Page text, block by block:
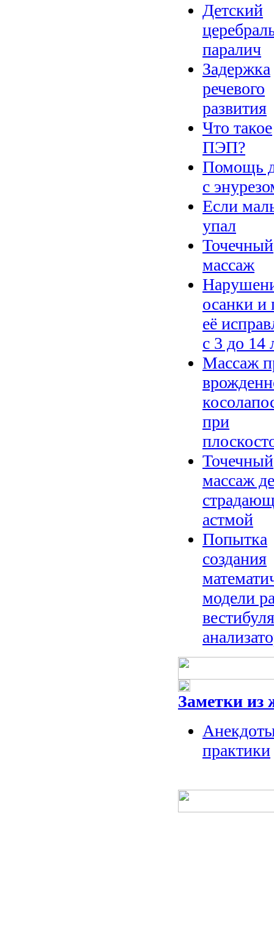
Детский
паралич
Задержка
речевого
развития
Что такое
ПЭП?
Помощь
с
Если
упал
Точечный
массаж
осанки и
её
с 3 до 14
Массаж
при
Точечный
массаж
астмой
Попытка
создания
модели
Заметки из
практики